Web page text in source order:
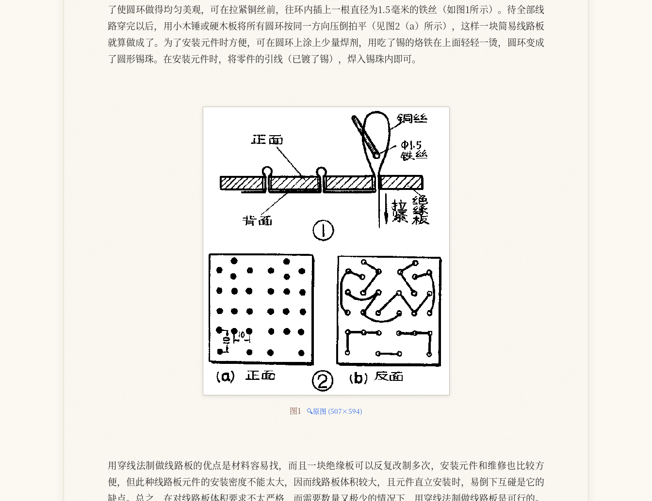
了使圆环做得均匀美观，可在拉紧铜丝前，往环内插上一根直径为1.5毫米的铁丝（如图1所示）。待全部线
路穿完以后，用小木锤或硬木板将所有圆环按同一方向压倒拍平（见图2（a）所示），这样一块简易线路板
就算做成了。为了安装元件时方便，可在圆环上涂上少量焊剂，用吃了锡的烙铁在上面轻轻一烫，圆环变成
了圆形锡珠。在安装元件时，将零件的引线（已镀了锡），焊入锡珠内即可。
图1 🔍原图 (507×594)
用穿线法制做线路板的优点是材料容易找，而且一块绝缘板可以反复改制多次，安装元件和维修也比较方
便，但此种线路板元件的安装密度不能太大，因而线路板体积较大，且元件直立安装时，易倒下互碰是它的
缺点。总之，在对线路板体积要求不太严格，而需要数量又极少的情况下，用穿线法制做线路板是可行的。